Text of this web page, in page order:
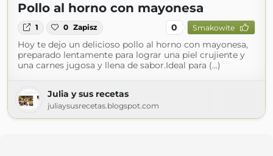
Pollo al horno con mayonesa
1 0 Zapisz 0 Smakowite
Hoy te dejo un delicioso pollo al horno con mayonesa,
preparado lentamente para lograr una piel crujiente y
una carnes jugosa y llena de sabor.Ideal para (...)
Julia y sus recetas
juliaysusrecetas.blogspot.com